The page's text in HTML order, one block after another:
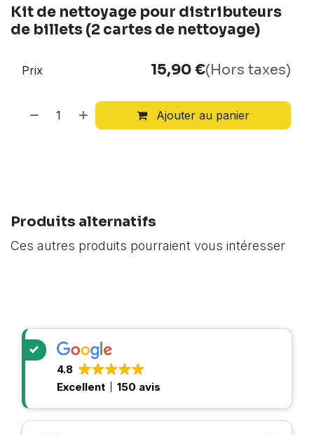
Kit de nettoyage pour distributeurs
de billets (2 cartes de nettoyage)
Ajouter au panier
Prix 15,90€(Hors taxes)
Produits alternatifs
Ces autres produits pourraient vous intéresser
4.8
Excellent
150 avis